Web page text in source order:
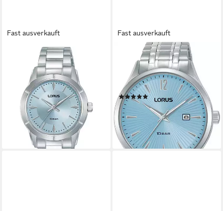
Fast ausverkauft
Quarzuhr RG225YX9,
Armbanduhr, Damenuhr,
Edelstahlarmband, analog
ab 57,85 €
UVP65,00 €
-11%
lieferbar - in 2-3 Werktagen bei dir
Fast ausverkauft
Quarzuhr RH991RX9,
Armbanduhr, Herrenuhr,
Edelstahlarmband, analog, Tag
(1)
102,73 €
lieferbar in 3 Wochen